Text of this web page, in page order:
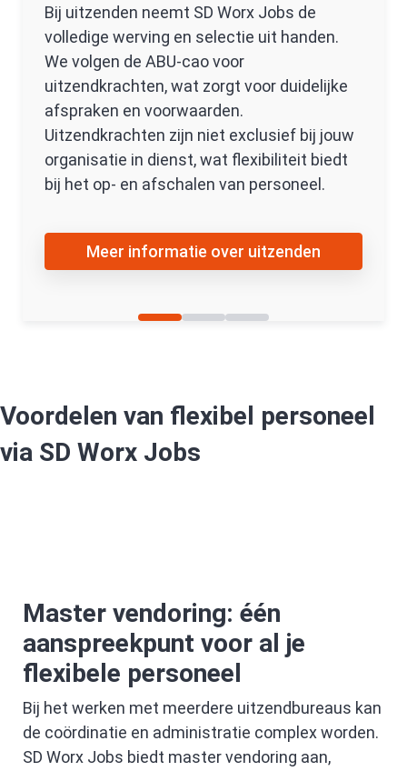
Bij uitzenden neemt SD Worx Jobs de
volledige werving en selectie uit handen.
We volgen de ABU-cao voor
uitzendkrachten, wat zorgt voor duidelijke
afspraken en voorwaarden.
Uitzendkrachten zijn niet exclusief bij jouw
organisatie in dienst, wat flexibiliteit biedt
bij het op- en afschalen van personeel.
Meer informatie over uitzenden
Voordelen van flexibel personeel
via SD Worx Jobs
Master vendoring: één
aanspreekpunt voor al je
flexibele personeel
Bij het werken met meerdere uitzendbureaus kan
de coördinatie en administratie complex worden.
SD Worx Jobs biedt master vendoring aan,